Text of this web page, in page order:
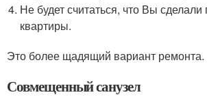
Не будет считаться, что Вы
квартиры.
Это более щадящий вариант ремонта.
Совмещенный санузел